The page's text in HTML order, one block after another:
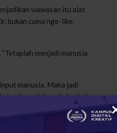
wawasan itu alat
bukan cuma nge-like.
menjadi manusia
manusia. Maka jadi
berarti berubah-ubah
tahu kapan waktunya